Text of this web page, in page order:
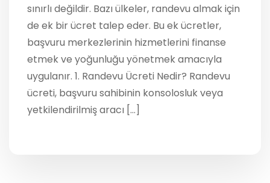
sınırlı değildir. Bazı ülkeler, randevu almak için
de ek bir ücret talep eder. Bu ek ücretler,
başvuru merkezlerinin hizmetlerini finanse
etmek ve yoğunluğu yönetmek amacıyla
uygulanır. 1. Randevu Ücreti Nedir? Randevu
ücreti, başvuru sahibinin konsolosluk veya
yetkilendirilmiş aracı […]